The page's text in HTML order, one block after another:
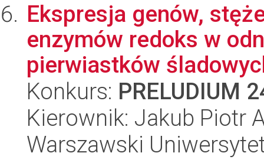
Ekspresja genów,
enzymów redoks w
pierwiastków
Konkurs: PRELUDIUM
Kierownik: Jakub Piotr
Warszawski